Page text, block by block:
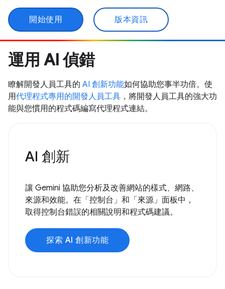
開始使用 版本資訊
運用 AI 偵錯
瞭解開發人員工具的 AI 創新功能如何協助您事半功倍。使
用代理程式專用的開發人員工具 ，將開發人員工具的強大功
能與您慣用的程式碼編寫代理程式連結。
AI 創新
讓 Gemini 協助您分析及改善網站的樣式、網路、
來源和效能。在「控制台」和「來源」面板中，
取得控制台錯誤的相關說明和程式碼建議。
探索 AI 創新功能